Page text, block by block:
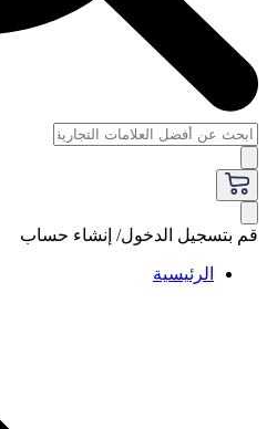
قم بتسجيل الدخول/ إنشاء حساب
الرئيسية